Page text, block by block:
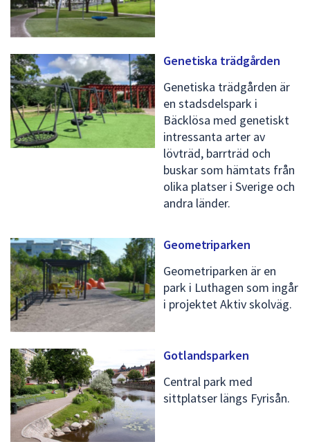
Genetiska trädgården
Genetiska trädgården är
en stadsdelspark i
Bäcklösa med genetiskt
intressanta arter av
lövträd, barrträd och
buskar som hämtats från
olika platser i Sverige och
andra länder.
Geometriparken
Geometriparken är en
park i Luthagen som ingår
i projektet Aktiv skolväg.
Gotlandsparken
Central park med
sittplatser längs Fyrisån.